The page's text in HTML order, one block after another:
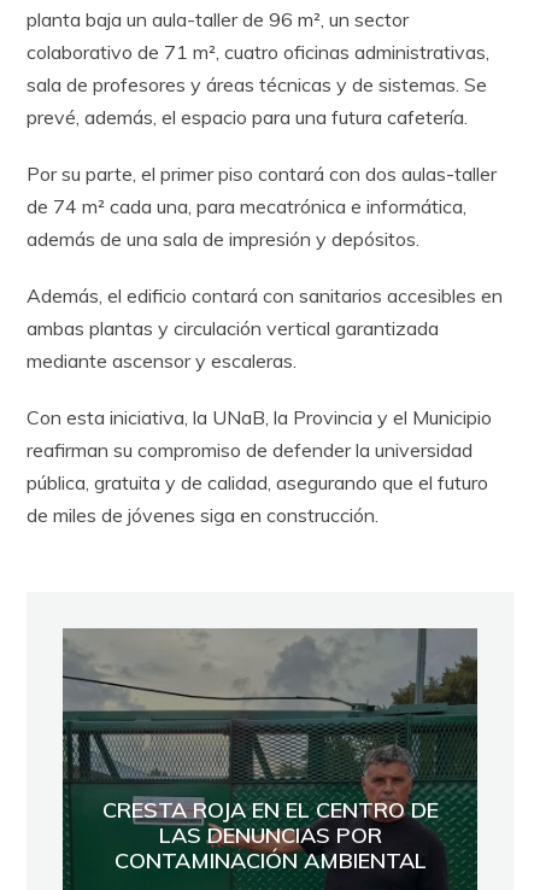
planta baja un aula-taller de 96 m², un sector
colaborativo de 71 m², cuatro oficinas administrativas,
sala de profesores y áreas técnicas y de sistemas. Se
prevé, además, el espacio para una futura cafetería.
Por su parte, el primer piso contará con dos aulas-taller
de 74 m² cada una, para mecatrónica e informática,
además de una sala de impresión y depósitos.
Además, el edificio contará con sanitarios accesibles en
ambas plantas y circulación vertical garantizada
mediante ascensor y escaleras.
Con esta iniciativa, la UNaB, la Provincia y el Municipio
reafirman su compromiso de defender la universidad
pública, gratuita y de calidad, asegurando que el futuro
de miles de jóvenes siga en construcción.
CRESTA ROJA EN EL CENTRO DE
LAS DENUNCIAS POR
CONTAMINACIÓN AMBIENTAL